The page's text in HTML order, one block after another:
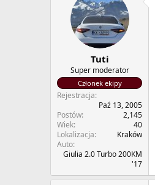
Tuti
Super moderator
Członek ekipy
Rejestracja
Paź 13, 2005
Postów
2,145
Wiek
40
Lokalizacja
Kraków
Auto
Giulia 2.0 Turbo 200KM
'17